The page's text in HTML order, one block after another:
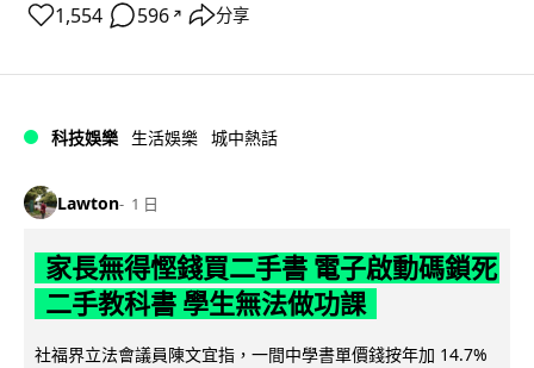
1,554 596 ↗ 分享
科技娛樂 生活娛樂 城中熱話
Lawton 1 日
家長無得慳錢買二手書 電子啟動碼鎖死
二手教科書 學生無法做功課
社福界立法會議員陳文宜指，一間中學書單價錢按年加 14.7%